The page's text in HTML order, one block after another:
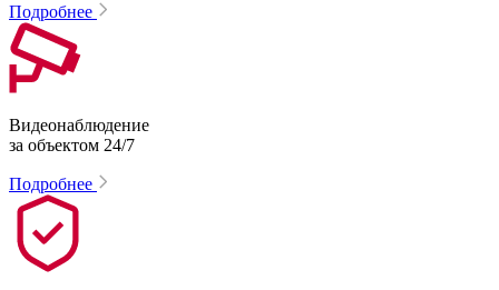
Подробнее
Видеонаблюдение
за объектом 24/7
Подробнее